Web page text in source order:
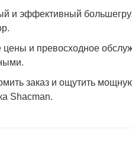
и эффективный
и превосходное
заказ и ощутить
Shacman.